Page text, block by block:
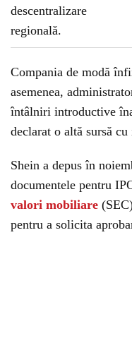
Compania de modă
asemenea,
întâlniri introductive
declarat o altă sursă
Shein a depus în
documentele pentru
valori mobiliare
pentru a solicita